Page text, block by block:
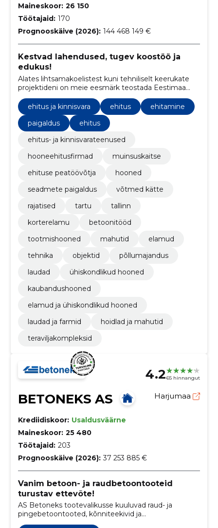
Maineskoor: 26 150
Töötajaid: 170
Prognooskäive (2026): 144 468 149 €
Kestvad lahendused, tugev koostöö ja
edukus!
Alates lihtsamakoelistest kuni tehniliselt keerukate
projektideni on meie eesmärk teostada Eestimaa
toimub tihe koostöö tellijaga. Selline lähenemine
eeldab meie meeskonnalt laitmatut kompetentsi
erinevates ehitusvaldkondades.
ehitus ja kinnisvara ehitus
ehitamine
paigaldus
ehitus
ehitus- ja kinnisvarateenused
hooneehitusfirmad
muinsuskaitse
ehituse peatöövõtja
hooned
seadmete paigaldus
võtmed kätte
rajatised
tartu
tallinn
korterelamu
betoonitööd
tootmishooned
mahutid
elamud
tehnika
objektid
põllumajandus
laudad
ühiskondlikud hooned
kaubandushooned
elamud ja ühiskondlikud hooned
laudad ja farmid
hoidlad ja mahutid
teraviljakompleksid
4.265 hinnangut
BETONEKS AS Harjumaa
Krediidiskoor: Usaldusväärne
Maineskoor: 25 480
Töötajaid: 203
Prognooskäive (2026): 37 253 885 €
Vanim betoon- ja raudbetoontooteid
turustav ettevõte!
AS Betoneks tootevalikusse kuuluvad raud- ja
pingebetoontooted, kõnniteekivid ja
betoonmüürikivid.